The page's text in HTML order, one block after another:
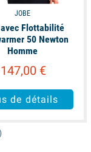
JOBE
Flottabilité
50 Newton
Homme
147,00 €
de détails